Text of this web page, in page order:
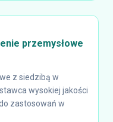
przemysłowe
z siedzibą w
wysokiej jakości
zastosowań w